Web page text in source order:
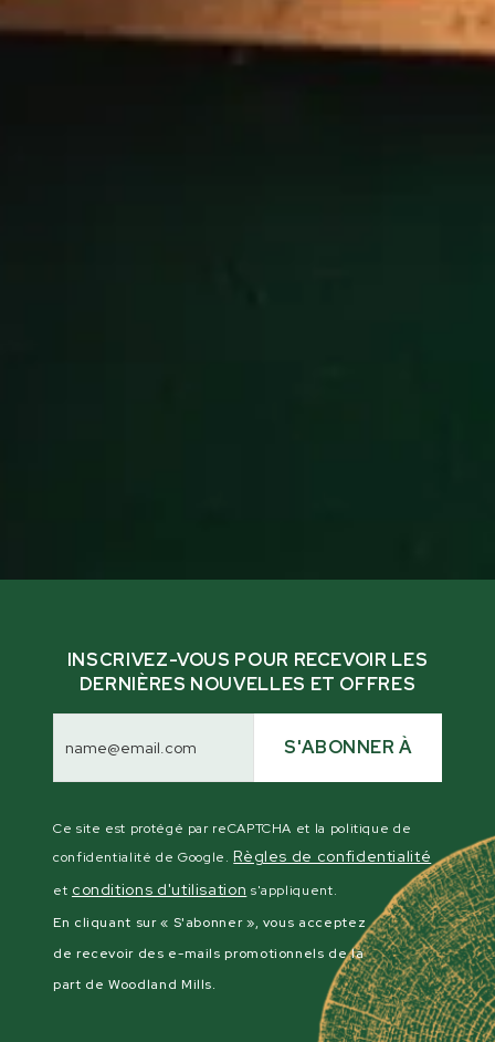
INSCRIVEZ-VOUS POUR RECEVOIR LES
DERNIÈRES NOUVELLES ET OFFRES
Adresse
électronique S'ABONNER À
Ce site est protégé par reCAPTCHA et la politique de
confidentialité de Google. Règles de confidentialité
et conditions d'utilisation s'appliquent.
En cliquant sur « S'abonner », vous acceptez
de recevoir des e-mails promotionnels de la
part de Woodland Mills.